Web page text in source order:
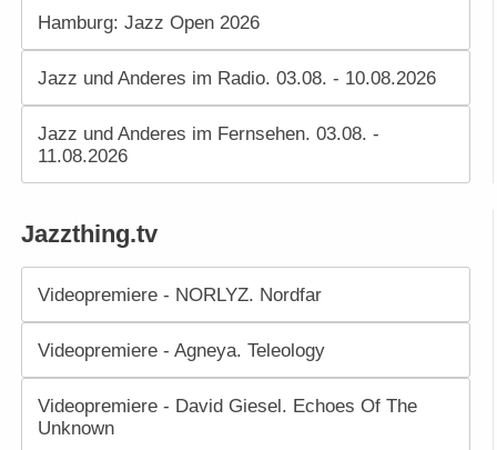
Hamburg: Jazz Open 2026
Jazz und Anderes im Radio. 03.08. - 10.08.2026
Jazz und Anderes im Fernsehen. 03.08. -
11.08.2026
Jazzthing.tv
Videopremiere - NORLYZ. Nordfar
Videopremiere - Agneya. Teleology
Videopremiere - David Giesel. Echoes Of The
Unknown